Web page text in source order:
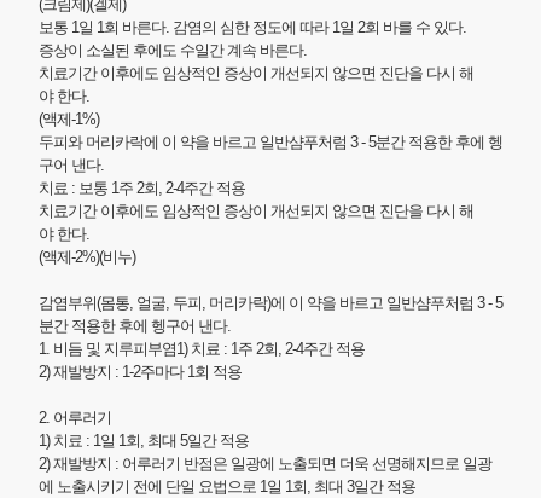
(크림제)(겔제)
보통 1일 1회 바른다. 감염의 심한 정도에 따라 1일 2회 바를 수 있다.
증상이 소실된 후에도 수일간 계속 바른다.
치료기간 이후에도 임상적인 증상이 개선되지 않으면 진단을 다시 해
야 한다.
(액제-1%)
두피와 머리카락에 이 약을 바르고 일반샴푸처럼 3 - 5분간 적용한 후에 헹
구어 낸다.
치료 : 보통 1주 2회, 2-4주간 적용
치료기간 이후에도 임상적인 증상이 개선되지 않으면 진단을 다시 해
야 한다.
(액제-2%)(비누)
감염부위(몸통, 얼굴, 두피, 머리카락)에 이 약을 바르고 일반샴푸처럼 3 - 5
분간 적용한 후에 헹구어 낸다.
1. 비듬 및 지루피부염1) 치료 : 1주 2회, 2-4주간 적용
2) 재발방지 : 1-2주마다 1회 적용
2. 어루러기
1) 치료 : 1일 1회, 최대 5일간 적용
2) 재발방지 : 어루러기 반점은 일광에 노출되면 더욱 선명해지므로 일광
에 노출시키기 전에 단일 요법으로 1일 1회, 최대 3일간 적용